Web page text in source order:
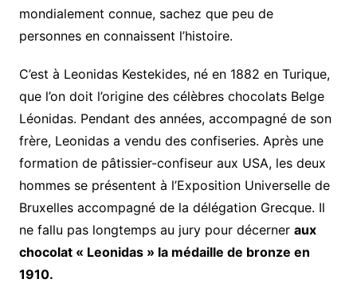
mondialement connue, sachez que peu de
personnes en connaissent l’histoire.
C’est à Leonidas Kestekides, né en 1882 en Turique,
que l’on doit l’origine des célèbres chocolats Belge
Léonidas. Pendant des années, accompagné de son
frère, Leonidas a vendu des confiseries. Après une
formation de pâtissier-confiseur aux USA, les deux
hommes se présentent à l’Exposition Universelle de
Bruxelles accompagné de la délégation Grecque. Il
ne fallu pas longtemps au jury pour décerner aux
chocolat « Leonidas » la médaille de bronze en
1910.